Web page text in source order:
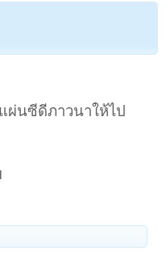
ผ่นซีดีภาวนาให้ไป